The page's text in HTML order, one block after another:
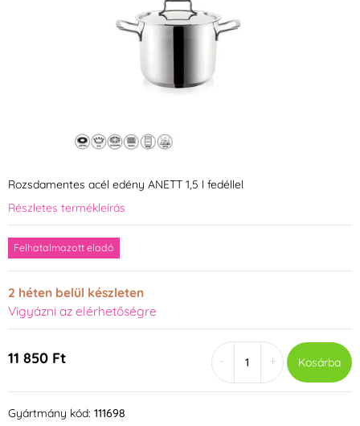
Rozsdamentes acél edény ANETT 1,5 l fedéllel
Részletes termékleírás
Felhatalmazott eladó
2 héten belül készleten
Vigyázni az elérhetőségre
11 850 Ft + Kosárba
Gyártmány kód: 111698